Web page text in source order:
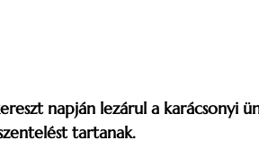
napján lezárul a karácsonyi
tartanak.